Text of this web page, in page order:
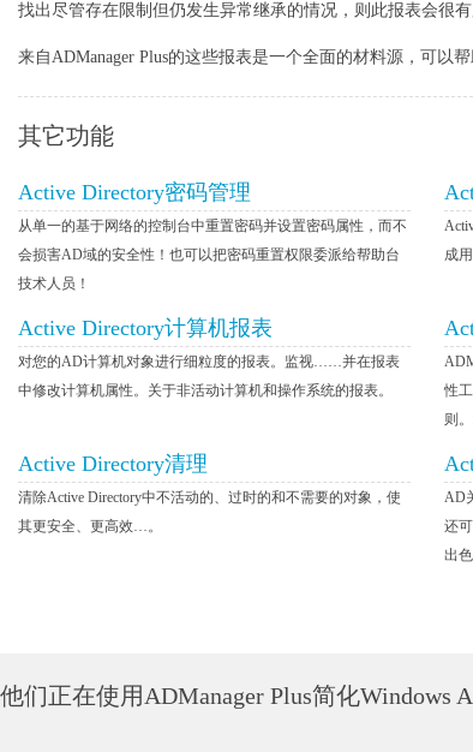
找出尽管存在限制但仍发生异常继承的情况，则此报表会很有
来自ADManager Plus的这些报表是一个全面的材料源，可以
其它功能
Active Directory密码管理
从单一的基于网络的控制台中重置密码并设置密码属性，而不
会损害AD域的安全性！也可以把密码重置权限委派给帮助台
技术人员！
成
Active Directory计算机报表
对您的AD计算机对象进行细粒度的报表。监视……并在报表
中修改计算机属性。关于非活动计算机和操作系统的报表。
性
则
Active Directory清理
清除Active Directory中不活动的、过时的和不需要的对象，使
其更安全、更高效…。
AD
还
出
他们正在使用ADManager Plus简化Windows